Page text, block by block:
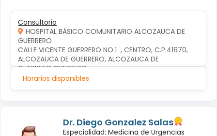
Consultorio
HOSPITAL BÁSICO COMUNITARIO ALCOZAUCA DE
GUERRERO
CALLE VICENTE GUERRERO NO.1  , CENTRO, C.P.41670,
ALCOZAUCA DE GUERRERO, ALCOZAUCA DE
GUERRERO,GUERRERO
Horarios disponibles
Dr. Diego Gonzalez Salas
Especialidad: Medicina de Urgencias